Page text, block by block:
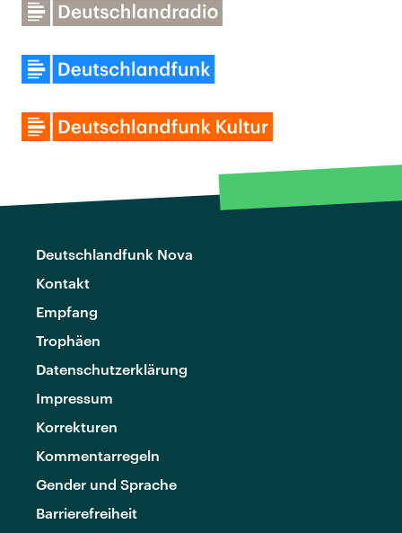
Deutschlandfunk Nova
Kontakt
Empfang
Trophäen
Datenschutzerklärung
Impressum
Korrekturen
Kommentarregeln
Gender und Sprache
Barrierefreiheit